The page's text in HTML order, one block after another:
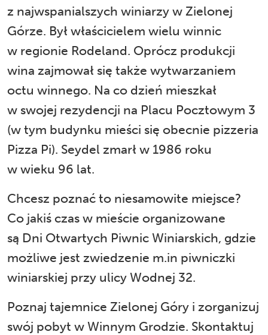
z najwspanialszych winiarzy w Zielonej
Górze. Był właścicielem wielu winnic
w regionie Rodeland. Oprócz produkcji
wina zajmował się także wytwarzaniem
octu winnego. Na co dzień mieszkał
w swojej rezydencji na Placu Pocztowym 3
(w tym budynku mieści się obecnie pizzeria
Pizza Pi). Seydel zmarł w 1986 roku
w wieku 96 lat.
Chcesz poznać to niesamowite miejsce?
Co jakiś czas w mieście organizowane
są Dni Otwartych Piwnic Winiarskich, gdzie
możliwe jest zwiedzenie m.in piwniczki
winiarskiej przy ulicy Wodnej 32.
Poznaj tajemnice Zielonej Góry i zorganizuj
swój pobyt w Winnym Grodzie. Skontaktuj